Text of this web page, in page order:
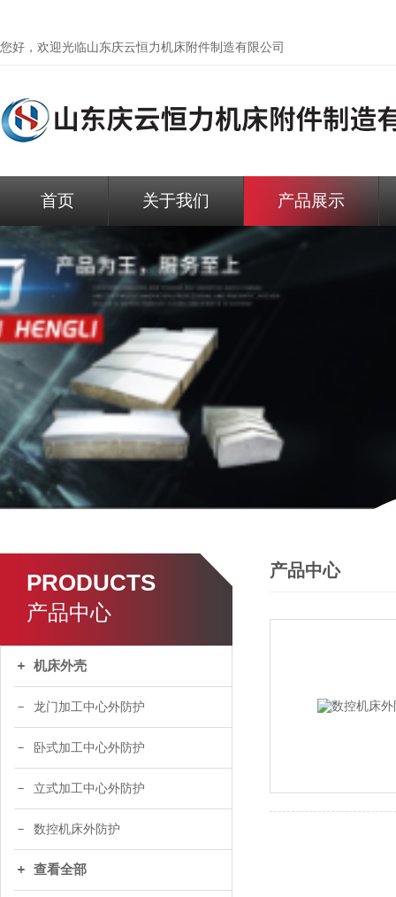
您好，欢迎光临山东庆云恒力机床附件制造有限公司
首页 关于我们 产品展示
PRODUCTS
产品中心
机床外壳
龙门加工中心外防护
卧式加工中心外防护
立式加工中心外防护
数控机床外防护
查看全部
产品中心